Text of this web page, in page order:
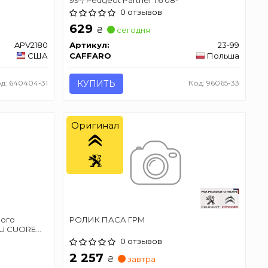
APV2180
США
640404-31
0 отзывов
629 ₴
сегодня
Артикул:
23-99
CAFFARO
Польша
КУПИТЬ Код: 96065-33
CUORE
JUSTY IV
YARIS /
РОЛИК ПАСА ГРМ
0 отзывов
2 257 ₴
завтра
Оригинал